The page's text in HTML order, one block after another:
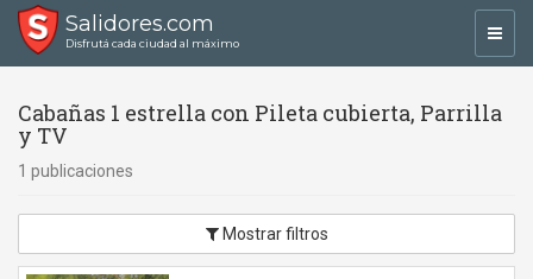
Salidores.com
Disfrutá cada ciudad al máximo
Cabañas 1 estrella con Pileta cubierta, Parrilla
y TV
1 publicaciones
Mostrar filtros